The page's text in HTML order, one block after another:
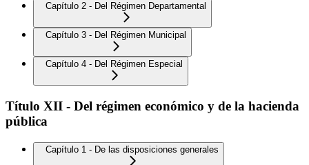
Capítulo 2 - Del Régimen Departamental
Capítulo 3 - Del Régimen Municipal
Capítulo 4 - Del Régimen Especial
Título XII - Del régimen económico y de la hacienda
pública
Capítulo 1 - De las disposiciones generales